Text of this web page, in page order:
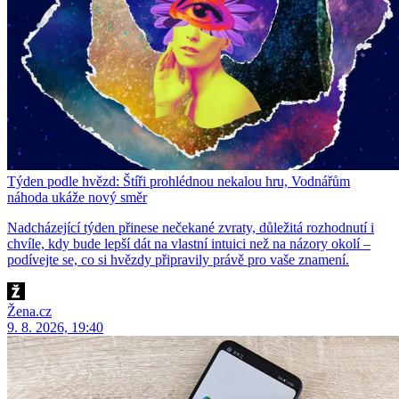
Týden podle hvězd: Štíři prohlédnou nekalou hru, Vodnářům
náhoda ukáže nový směr
Nadcházející týden přinese nečekané zvraty, důležitá rozhodnutí i
chvíle, kdy bude lepší dát na vlastní intuici než na názory okolí –
podívejte se, co si hvězdy připravily právě pro vaše znamení.
Žena.cz
9. 8. 2026, 19:40